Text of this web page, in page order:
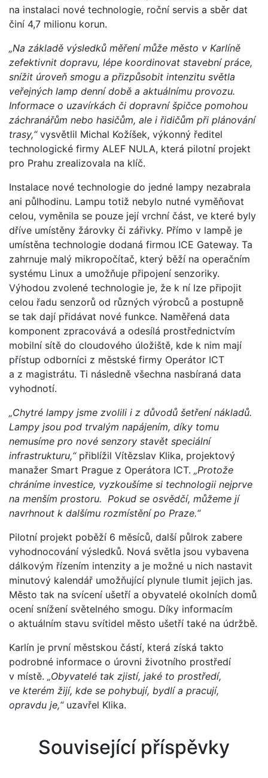
na instalaci nové technologie, roční servis a sběr dat
činí 4,7 milionu korun.
„Na základě výsledků měření může město v Karlíně
zefektivnit dopravu, lépe koordinovat stavební práce,
snížit úroveň smogu a přizpůsobit intenzitu světla
veřejných lamp denní době a aktuálnímu provozu.
Informace o uzavírkách či dopravní špičce pomohou
záchranářům nebo hasičům, ale i řidičům při plánování
trasy,“vysvětlil Michal Kožíšek, výkonný ředitel
technologické firmy ALEF NULA, která pilotní projekt
pro Prahu zrealizovala na klíč.
Instalace nové technologie do jedné lampy nezabrala
ani půlhodinu. Lampu totiž nebylo nutné vyměňovat
celou, vyměnila se pouze její vrchní část, ve které byly
dříve umístěny žárovky či zářivky. Přímo v lampě je
umístěna technologie dodaná firmou ICE Gateway. Ta
zahrnuje malý mikropočítač, který běží na operačním
systému Linux a umožňuje připojení senzoriky.
Výhodou zvolené technologie je, že k ní lze připojit
celou řadu senzorů od různých výrobců a postupně
se tak dají přidávat nové funkce. Naměřená data
komponent zpracovává a odesílá prostřednictvím
mobilní sítě do cloudového úložiště, kde k nim mají
přístup odborníci z městské firmy Operátor ICT
a z magistrátu. Ti následně všechna nasbíraná data
vyhodnotí.
„Chytré lampy jsme zvolili i z důvodů šetření nákladů.
Lampy jsou pod trvalým napájením, díky tomu
nemusíme pro nové senzory stavět speciální
infrastrukturu,“přiblížil Vítězslav Klika, projektový
manažer Smart Prague z Operátora ICT. „Protože
chráníme investice, vyzkoušíme si technologii nejprve
na menším prostoru. Pokud se osvědčí, můžeme jí
navrhnout k dalšímu rozmístění po Praze.“
Pilotní projekt poběží 6 měsíců, další půlrok zabere
vyhodnocování výsledků. Nová světla jsou vybavena
dálkovým řízením intenzity a je možné u nich nastavit
minutový kalendář umožňující plynule tlumit jejich jas.
Město tak na svícení ušetří a obyvatelé okolních domů
ocení snížení světelného smogu. Díky informacím
o aktuálním stavu svítidel město ušetří také na údržbě.
Karlín je první městskou částí, která získá takto
podrobné informace o úrovni životního prostředí
v místě. „Obyvatelé tak zjistí, jaké to prostředí,
ve kterém žijí, kde se pohybují, bydlí a pracují,
opravdu je,“uzavřel Klika.
Související příspěvky